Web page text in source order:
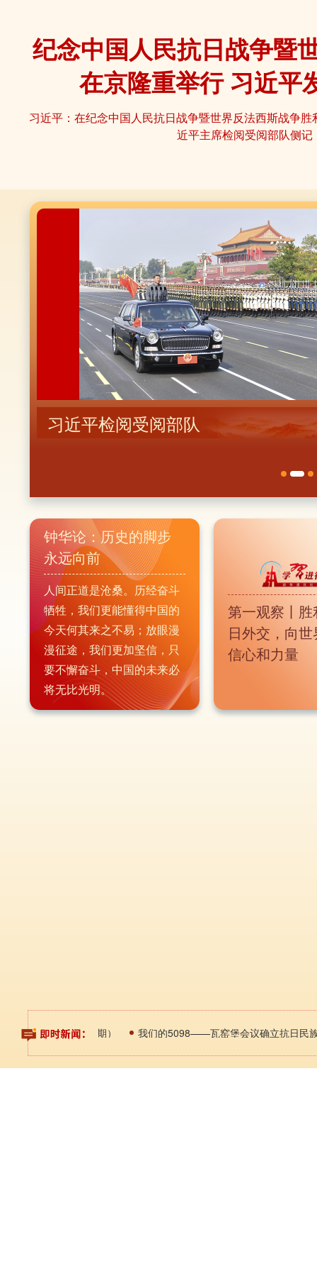
纪念中国人民抗日战争暨
在京隆重举行习近平
习近平：在纪念中国人民抗日战争暨世界反法西斯战争
近平主席检阅受阅部队侧记
习近平检阅受阅部队
钟华论：历史的脚步
永远向前
人间正道是沧桑。历经奋斗
牺牲，我们更能懂得中国的
今天何其来之不易；放眼漫
漫征途，我们更加坚信，只
要不懈奋斗，中国的未来必
将无比光明。
第一观察丨
日外交，向
信心和力量
的每一天（第14期） 我们的5098——瓦窑堡会议确立抗日民族